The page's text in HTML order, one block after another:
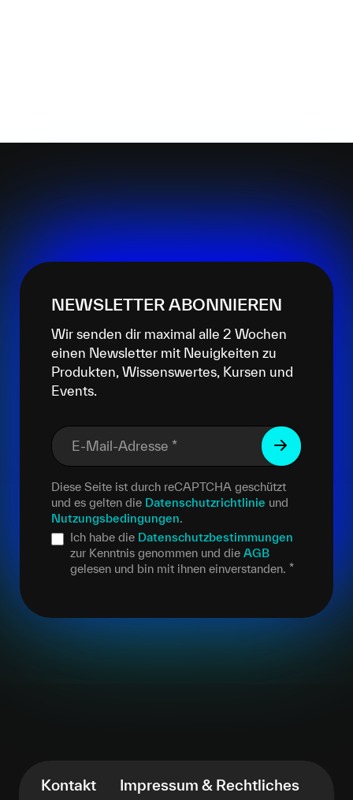
NEWSLETTER ABONNIEREN
Wir senden dir maximal alle 2 Wochen
einen Newsletter mit Neuigkeiten zu
Produkten, Wissenswertes, Kursen und
Events.
E-Mail-Adresse *
Diese Seite ist durch reCAPTCHA geschützt
und es gelten die Datenschutzrichtlinie und
Nutzungsbedingungen.
Ich habe die Datenschutzbestimmungen
zur Kenntnis genommen und die AGB
gelesen und bin mit ihnen einverstanden. *
Kontakt Impressum & Rechtliches